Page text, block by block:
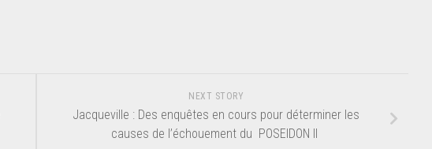
NEXT STORY
Jacqueville : Des enquêtes en cours pour déterminer les
causes de l’échouement du POSEIDON II